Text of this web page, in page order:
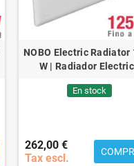
NOBO Electric Radiator
W | Radiador
En stock
262,00 €
Tax escl.